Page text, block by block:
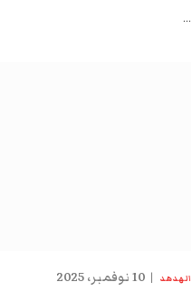
…
الهدهد 10 نوفمبر، 2025